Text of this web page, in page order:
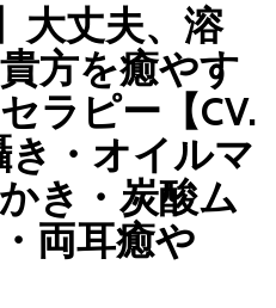
大丈夫、溶
方を癒やす
ラピー【CV.
・オイルマ
き・炭酸ム
両耳癒や